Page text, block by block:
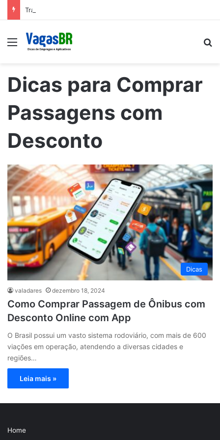
Trabalhe conosco: Vagas abertas na Petrobras
Menu
Dicas para Comprar
Passagens com
Desconto
Dicas
valadares dezembro 18, 2024
Como Comprar Passagem de Ônibus com
Desconto Online com App
O Brasil possui um vasto sistema rodoviário, com mais de 600
viações em operação, atendendo a diversas cidades e
regiões…
Leia mais »
Home